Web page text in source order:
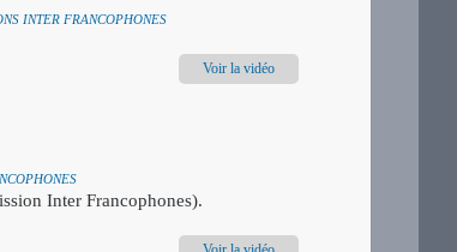
INTER FRANCOPHONES
Voir la vidéo
Inter Francophones).